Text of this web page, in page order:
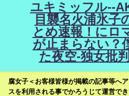
ユキミッフル--
目襲名火浦氷子
とめ速報！にロ
が止まらない？
た夜空-独女批
腐女子＜お客様皆様が掲載の記事等へ
スを利用される事でかろうじて運営で